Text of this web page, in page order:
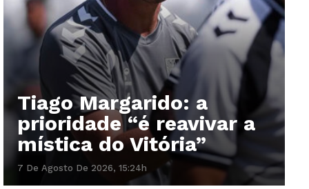
Tiago Margarido: a
prioridade “é reavivar a
mística do Vitória”
7 De Agosto De 2026, 15:24h